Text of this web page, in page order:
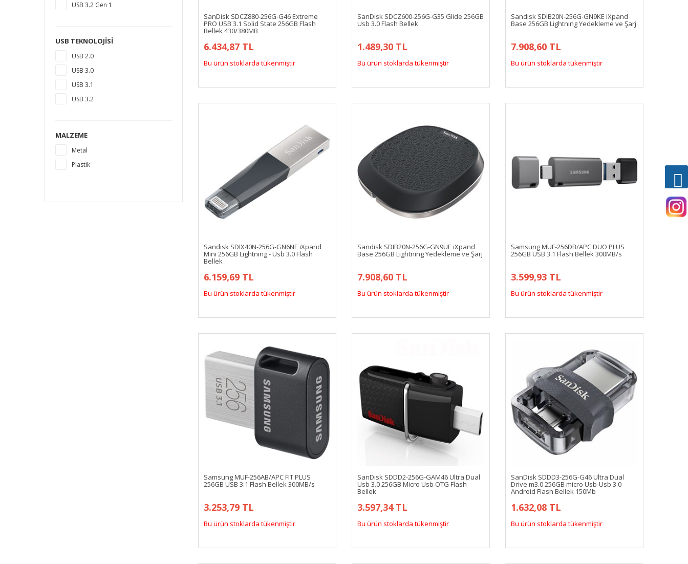
USB 3.2 Gen 1
USB TEKNOLOJISI
USB 2.0
USB 3.0
USB 3.1
USB 3.2
MALZEME
Metal
Plastik
SanDisk SDCZ880-256G-G46 Extreme
PRO USB 3.1 Solid State 256GB Flash
Bellek 430/380MB
6.434,87 TL
Bu ürün stoklarda tükenmiştir
SanDisk SDCZ600-256G-G35 Glide 256GB
Usb 3.0 Flash Bellek
1.489,30 TL
Bu ürün stoklarda tükenmiştir
Sandisk SDIB20N-256G-GN9KE iXpand
Base 256GB Lightning Yedekleme ve Şarj
7.908,60 TL
Bu ürün stoklarda tükenmiştir
Sandisk SDIX40N-256G-GN6NE iXpand
Mini 256GB Lightning - Usb 3.0 Flash
Bellek
6.159,69 TL
Bu ürün stoklarda tükenmiştir
Sandisk SDIB20N-256G-GN9UE iXpand
Base 256GB Lightning Yedekleme ve Şarj
7.908,60 TL
Bu ürün stoklarda tükenmiştir
Samsung MUF-256DB/APC DUO PLUS
256GB USB 3.1 Flash Bellek 300MB/s
3.599,93 TL
Bu ürün stoklarda tükenmiştir
Samsung MUF-256AB/APC FIT PLUS
256GB USB 3.1 Flash Bellek 300MB/s
3.253,79 TL
Bu ürün stoklarda tükenmiştir
SanDisk SDDD2-256G-GAM46 Ultra Dual
Usb 3.0 256GB Micro Usb OTG Flash
Bellek
3.597,34 TL
Bu ürün stoklarda tükenmiştir
SanDisk SDDD3-256G-G46 Ultra Dual
Drive m3.0 256GB micro Usb-Usb 3.0
Android Flash Bellek 150Mb
1.632,08 TL
Bu ürün stoklarda tükenmiştir